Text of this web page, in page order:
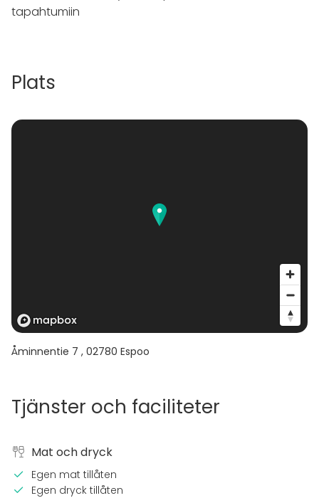
tapahtumiin
Plats
Åminnentie 7 , 02780 Espoo
Tjänster och faciliteter
Mat och dryck
Egen mat tillåten
Egen dryck tillåten